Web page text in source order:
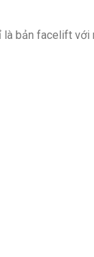
là bản facelift